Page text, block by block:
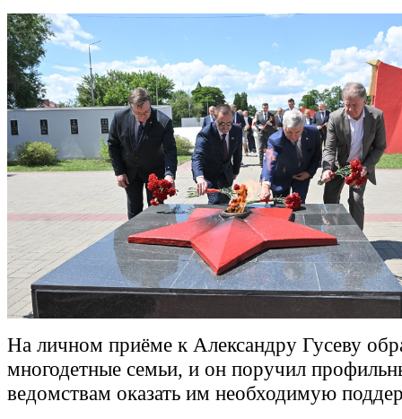
На личном приёме к Александру Гусеву
многодетные семьи, и он поручил
ведомствам оказать им необходимую